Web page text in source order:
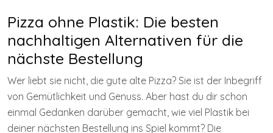
Pizza ohne Plastik: Die besten
nachhaltigen Alternativen für die
nächste Bestellung
Wer liebt sie nicht, die gute alte Pizza? Sie ist der Inbegriff
von Gemütlichkeit und Genuss. Aber hast du dir schon
einmal Gedanken darüber gemacht, wie viel Plastik bei
deiner nächsten Bestellung ins Spiel kommt? Die